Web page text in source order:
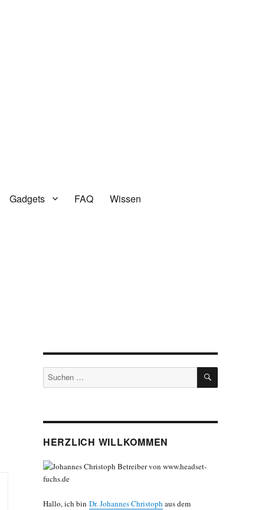
Gadgets FAQ
Wissen
Suchen
nach:
SUCHEN
HERZLICH WILLKOMMEN
Hallo, ich bin Dr. Johannes Christoph aus dem